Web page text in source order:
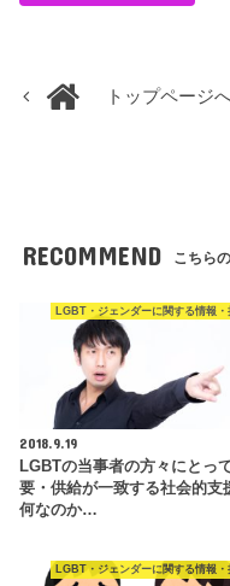
トップページ
RECOMMEND こちら
LGBT・ジェンダーに関する情報・
2018.9.19
LGBTの当事者の方々にとっ
要・供給が一致する社会的支
何なのか…
LGBT・ジェンダーに関する情報・